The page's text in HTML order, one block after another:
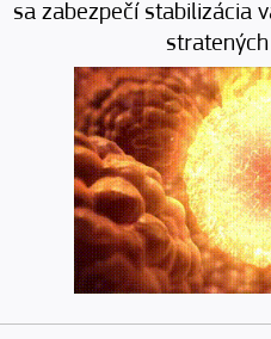
sa zabezpečí stabilizácia